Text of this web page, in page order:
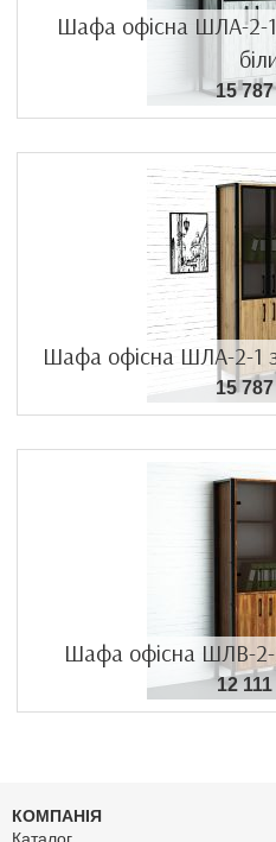
Шафа офісна ШЛА-2-
15
Шафа офісна ШЛА-2-1
15
Шафа офісна ШЛВ-2-
12
КОМПАНІЯ